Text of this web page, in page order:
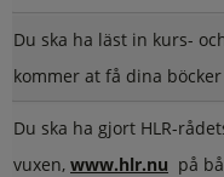
Du ska ha läst in kurs-
kommer at få dina
Du ska ha gjort HLR-
vuxen, www.hlr.nu på